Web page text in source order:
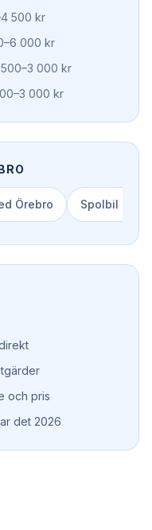
500 kr
000 kr
500–3 000 kr
000 kr
Örebro Spolbil
och pris
det 2026